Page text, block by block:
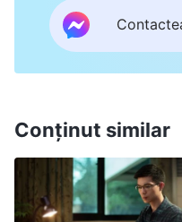
Cuvintele lui
adevărat. Dumnezeu
ocazia de a fi
sau tânăr, Dumnezeu
persoană în funcție
funcție de calibrul
Conținut similar